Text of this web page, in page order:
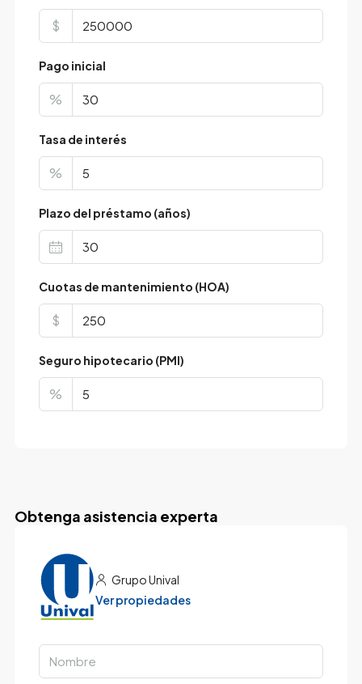
$
Pago inicial
%
Tasa de interés
%
Plazo del préstamo (años)
Cuotas de mantenimiento (HOA)
$
Seguro hipotecario (PMI)
%
Obtenga asistencia experta
Grupo Unival
Ver propiedades